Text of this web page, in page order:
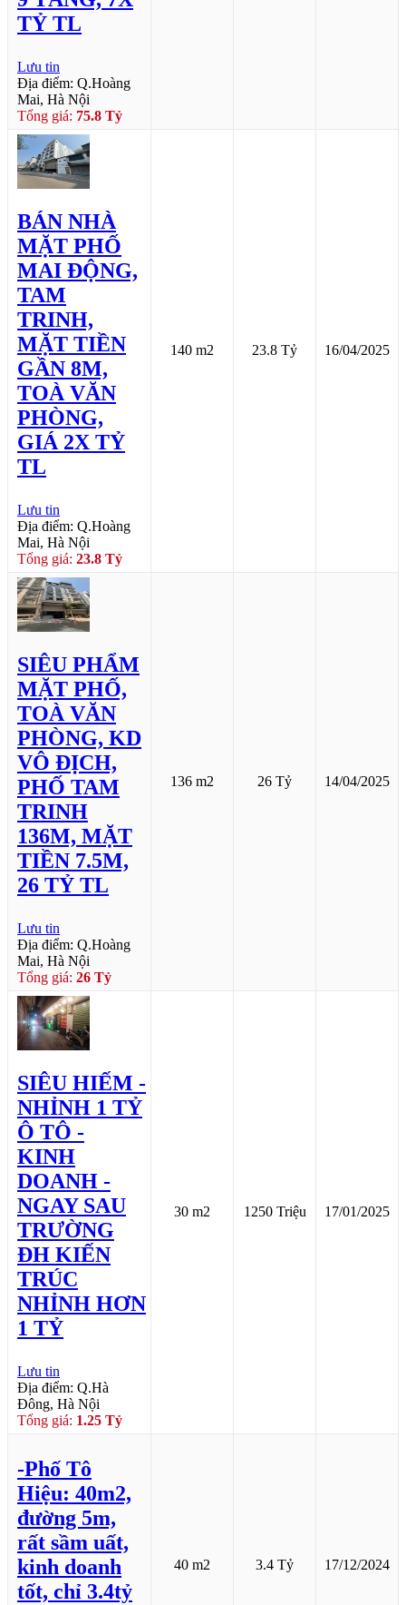
TỶ TL
Lưu tin
Địa điểm: Q.Hoàng
Mai, Hà Nội
Tổng giá: 75.8 Tỷ
BÁN NHÀ
MẶT PHỐ
MAI ĐỘNG,
TAM
TRINH,
MẶT TIỀN
GẦN 8M,
TOÀ VĂN
PHÒNG,
GIÁ 2X TỶ
TL
Lưu tin
Địa điểm: Q.Hoàng
Mai, Hà Nội
Tổng giá: 23.8 Tỷ
140 m2 23.8 Tỷ 16/04/2025
SIÊU PHẨM
MẶT PHỐ,
TOÀ VĂN
PHÒNG, KD
VÔ ĐỊCH,
PHỐ TAM
TRINH
136M, MẶT
TIỀN 7.5M,
26 TỶ TL
Lưu tin
Địa điểm: Q.Hoàng
Mai, Hà Nội
Tổng giá: 26 Tỷ
136 m2 26 Tỷ 14/04/2025
SIÊU HIẾM -
NHỈNH 1 TỶ
Ô TÔ -
KINH
DOANH -
NGAY SAU
TRƯỜNG
ĐH KIẾN
TRÚC
NHỈNH HƠN
1 TỶ
Lưu tin
Địa điểm: Q.Hà
Đông, Hà Nội
Tổng giá: 1.25 Tỷ
30 m2 1250 Triệu 17/01/2025
-Phố Tô
Hiệu: 40m2,
đường 5m,
rất sầm uất,
kinh doanh
tốt, chỉ 3.4tỷ
40 m2 3.4 Tỷ 17/12/2024